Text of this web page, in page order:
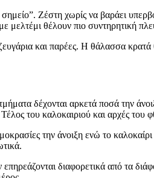
σημείο”. Ζέστη χωρίς να βαράει
μελτέμι θέλουν πιο συντηρητική
και παρέες. Η θάλασσα
δέχονται αρκετά ποσά την
του καλοκαιριού και αρχές
την άνοιξη ενώ το
διαφορετικά από τα